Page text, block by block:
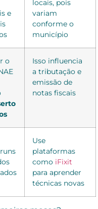
e
locais, pois
variam
conforme o
município
o
Isso influencia
a tributação e
emissão de
notas fiscais
Use
plataformas
como iFixit
para aprender
técnicas novas